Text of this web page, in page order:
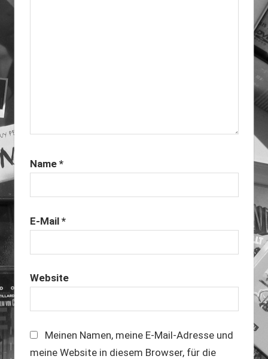
Name *
E-Mail *
Website
Meinen Namen, meine E-Mail-Adresse und
meine Website in diesem Browser, für die